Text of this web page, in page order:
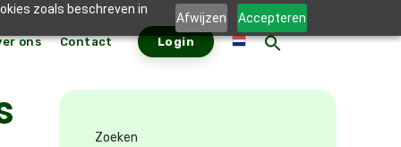
zoals beschreven in
Afwijzen Accepteren
ons Contact Login
Zoeken
Zoek
naar: